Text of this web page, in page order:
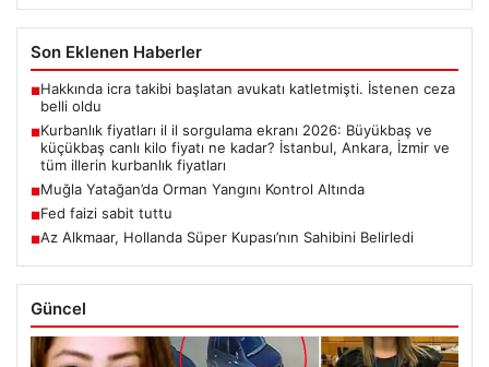
Son Eklenen Haberler
■Hakkında icra takibi başlatan avukatı katletmişti. İstenen ceza
belli oldu
■Kurbanlık fiyatları il il sorgulama ekranı 2026: Büyükbaş ve
küçükbaş canlı kilo fiyatı ne kadar? İstanbul, Ankara, İzmir ve
tüm illerin kurbanlık fiyatları
■Muğla Yatağan’da Orman Yangını Kontrol Altında
■Fed faizi sabit tuttu
■Az Alkmaar, Hollanda Süper Kupası’nın Sahibini Belirledi
Güncel